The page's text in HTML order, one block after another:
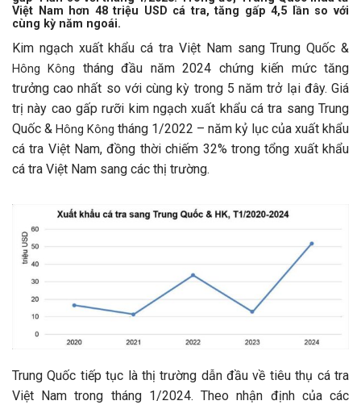
Việt Nam hơn 48 triệu USD cá tra, tăng gấp 4,5 lần so với
cùng kỳ năm ngoái.
Kim ngạch xuất khẩu cá tra Việt Nam sang Trung Quốc &
Hông Kông
tháng đầu năm 2024 chứng kiến mức tăng
trưởng cao nhất so với cùng kỳ trong 5 năm trở lại đây. Giá
trị này cao gấp rưỡi kim ngạch xuất khẩu cá tra sang Trung
Quốc & Hông Kông tháng 1/2022 – năm kỷ lục của xuất khẩu
cá tra Việt Nam, đồng thời chiếm 32% trong tổng xuất khẩu
cá tra Việt Nam sang các thị trường.
Trung Quốc tiếp tục là thị trường dẫn đầu về tiêu thụ cá tra
Việt Nam trong tháng 1/2024. Theo nhận định của các